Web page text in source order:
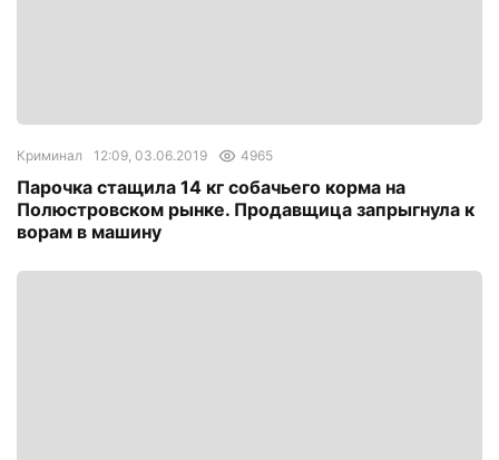
Криминал 12:09, 03.06.2019 4965
Парочка стащила 14 кг собачьего корма на
Полюстровском рынке. Продавщица запрыгнула к
ворам в машину